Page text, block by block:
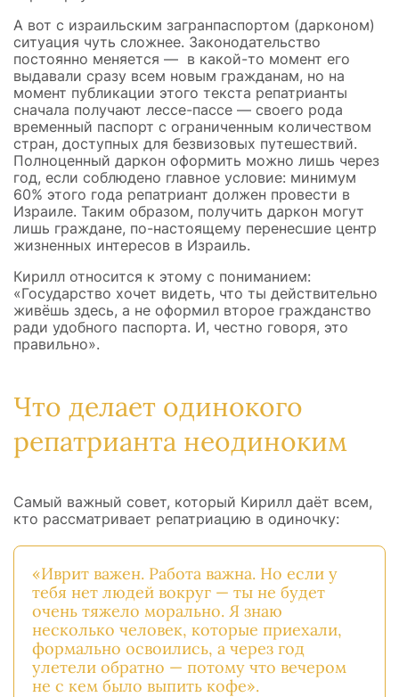
А вот с израильским загранпаспортом (дарконом)
ситуация чуть сложнее. Законодательство
постоянно меняется — в какой-то момент его
выдавали сразу всем новым гражданам, но на
момент публикации этого текста репатрианты
сначала получают лессе-пассе — своего рода
временный паспорт с ограниченным количеством
стран, доступных для безвизовых путешествий.
Полноценный даркон оформить можно лишь через
год, если соблюдено главное условие: минимум
60% этого года репатриант должен провести в
Израиле. Таким образом, получить даркон могут
лишь граждане, по-настоящему перенесшие центр
жизненных интересов в Израиль.
Кирилл относится к этому с пониманием:
«Государство хочет видеть, что ты действительно
живёшь здесь, а не оформил второе гражданство
ради удобного паспорта. И, честно говоря, это
правильно».
Что делает одинокого
репатрианта неодиноким
Самый важный совет, который Кирилл даёт всем,
кто рассматривает репатриацию в одиночку:
«Иврит важен. Работа важна. Но если у
тебя нет людей вокруг — ты не будет
очень тяжело морально. Я знаю
несколько человек, которые приехали,
формально освоились, а через год
улетели обратно — потому что вечером
не с кем было выпить кофе».